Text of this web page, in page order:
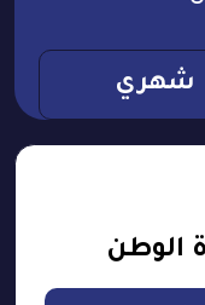
شهري
الوطن